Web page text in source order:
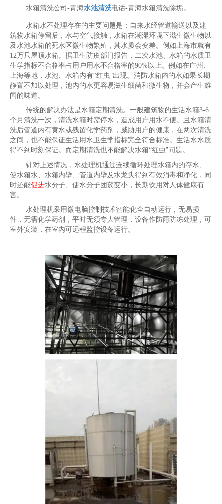
水箱清洗公司-青海水池清洗电话-青海水箱清洗除垢。
水箱水不处理存在的主要问题是：自来水经管道输送以及建
筑物水箱停留后，水与空气接触，水箱在潮湿环境下滋生微生物以
及水池水箱的死水区微生物繁殖，其水质会变差。例如上海市就有
12万只屋顶水箱。据卫生防疫部门报告，二次水池、水箱的水质卫
生学指标不合格率占用户用水不合格率的90%以上。例如在广州、
上海等地，水池、水箱内有“红虫”出现。消防水箱内的水如果长期
静置不加以处理，池内的水更容易滋生细菌和微生物，并会产生难
闻的味道。
传统的解决办法是水箱定期清洗。一般建筑物的生活水箱3-6
个月清洗一次，清洗水箱时需停水，造成用户用水不便。且水箱清
洗后管道内有黄水或残留化学药剂，威胁用户的健康，在两次清洗
之间，也不能保证生活用水卫生学指标完全符合标准。生活水水质
得不到时刻保证。而定期清洗也不能解决水箱“红虫”问题。
针对上述情况，水处理机通过连续循环处理水箱内的存水、
使水箱水、水箱内壁、管道内壁及水龙头得到有效消毒和净化，同
时还能促进水分子、使水分子团蔟变小，长期饮用对人体健康有
害。
水处理机采用微电脑控制技术智能化全自动运行，无易损
件，无需化学药剂，平时无须专人管理，设备作防雨防冻处理，可
室外安装，在室内可远程监控设备运行。